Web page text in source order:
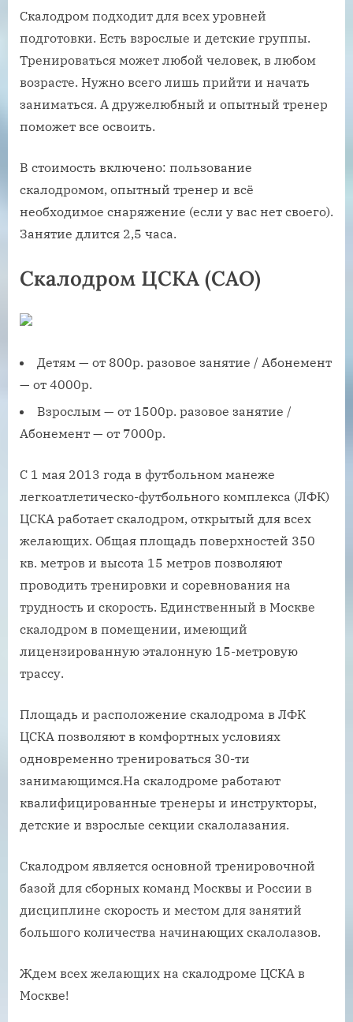
Скалодром подходит для всех уровней
подготовки. Есть взрослые и детские группы.
Тренироваться может любой человек, в любом
возрасте. Нужно всего лишь прийти и начать
заниматься. А дружелюбный и опытный тренер
поможет все освоить.
В стоимость включено: пользование
скалодромом, опытный тренер и всё
необходимое снаряжение (если у вас нет своего).
Занятие длится 2,5 часа.
Скалодром ЦСКА (САО)
Детям — от 800р. разовое занятие / Абонемент
— от 4000р.
Взрослым — от 1500р. разовое занятие /
Абонемент — от 7000р.
C 1 мая 2013 года в футбольном манеже
легкоатлетическо-футбольного комплекса (ЛФК)
ЦСКА работает скалодром, открытый для всех
желающих. Общая площадь поверхностей 350
кв. метров и высота 15 метров позволяют
проводить тренировки и соревнования на
трудность и скорость. Единственный в Москве
скалодром в помещении, имеющий
лицензированную эталонную 15-метровую
трассу.
Площадь и расположение скалодрома в ЛФК
ЦСКА позволяют в комфортных условиях
одновременно тренироваться 30-ти
занимающимся.На скалодроме работают
квалифицированные тренеры и инструкторы,
детские и взрослые секции скалолазания.
Скалодром является основной тренировочной
базой для сборных команд Москвы и России в
дисциплине скорость и местом для занятий
большого количества начинающих скалолазов.
Ждем всех желающих на скалодроме ЦСКА в
Москве!